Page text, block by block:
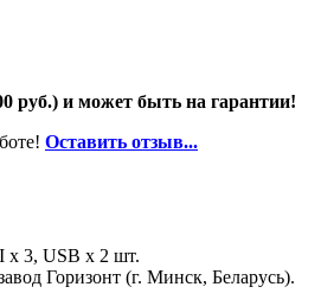
руб.) и может быть на гарантии!
Оставить отзыв...
х 3, USB х 2 шт.
Горизонт (г. Минск, Беларусь).